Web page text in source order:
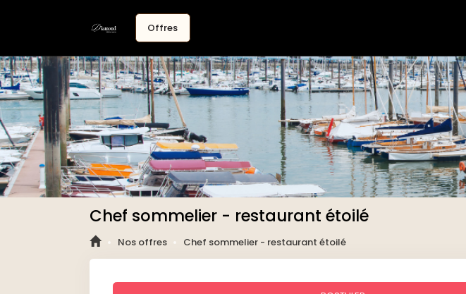
Offres
Chef sommelier - restaurant étoilé
Nos offres Chef sommelier - restaurant étoilé